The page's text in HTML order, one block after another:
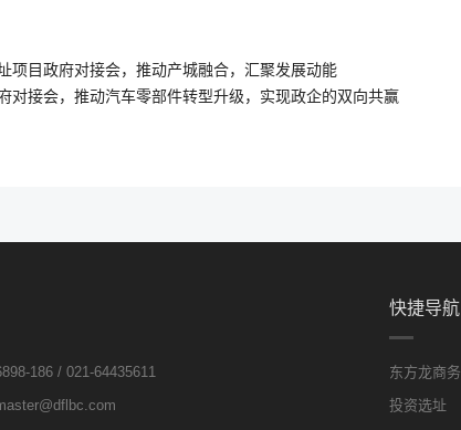
项目政府对接会，推动产城融合，汇聚发展动能
对接会，推动汽车零部件转型升级，实现政企的双向共赢
186 / 021-64435611
快捷导航
东方龙商务
投资选址